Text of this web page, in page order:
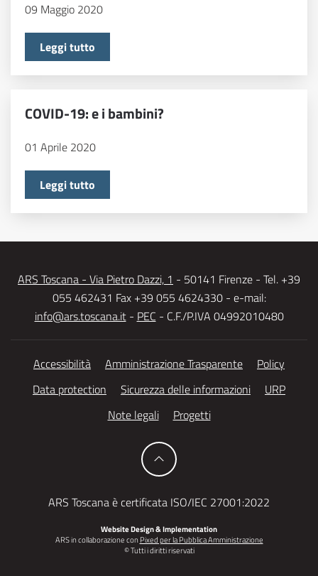
09 Maggio 2020
Leggi tutto
COVID-19: e i bambini?
01 Aprile 2020
Leggi tutto
ARS Toscana - Via Pietro Dazzi, 1 - 50141 Firenze - Tel. +39
055 462431 Fax +39 055 4624330 - e-mail:
info@ars.toscana.it- PEC - C.F./P.IVA 04992010480
Accessibilità Amministrazione Trasparente
Policy
Data protection
Sicurezza delle informazioni
URP
Note legali
Progetti
ARS Toscana è certificata ISO/IEC 27001:2022
Website Design & Implementation
ARS in collaborazione conPixed per la Pubblica Amministrazione
© Tutti i diritti riservati